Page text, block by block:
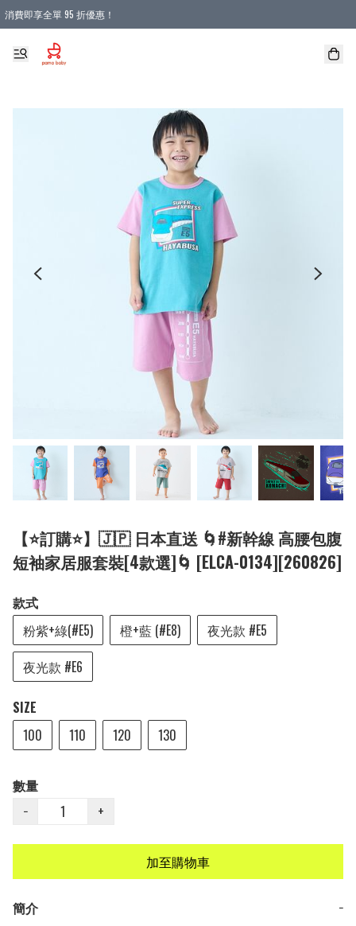
消費即享全單 95 折優惠！
購物滿 HKD 900.00即享免運費優惠！（適用於 本地送貨、本地取貨 )
【⭐訂購⭐】🇯🇵 日本直送 🌀#新幹線 高腰包腹
短袖家居服套裝[4款選]🌀 [ELCA-0134][260826]
款式
粉紫+綠(#E5)
橙+藍 (#E8)
夜光款 #E5
夜光款 #E6
SIZE
100
110 120 130
數量
−
+
加至購物車
簡介
−